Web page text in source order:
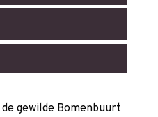
gewilde Bomenbuurt